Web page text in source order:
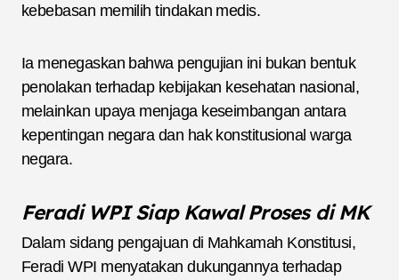
kebebasan memilih tindakan medis.
Ia menegaskan bahwa pengujian ini bukan bentuk
penolakan terhadap kebijakan kesehatan nasional,
melainkan upaya menjaga keseimbangan antara
kepentingan negara dan hak konstitusional warga
negara.
Feradi WPI Siap Kawal Proses di MK
Dalam sidang pengajuan di Mahkamah Konstitusi,
Feradi WPI menyatakan dukungannya terhadap